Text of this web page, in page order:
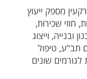
מספק ייעוץ
חוזי שכירות,
ובנייה, וייצוג
תב"ע, טיפול
שונים